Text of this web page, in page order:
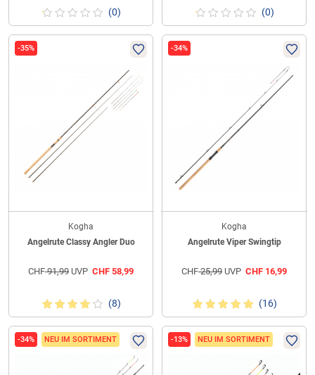
(0) (0)
-35%
Kogha
Angelrute Classy Angler Duo
CHF91,99 UVP CHF 58,99
(8)
-34%
Kogha
Angelrute Viper Swingtip
CHF25,99 UVP CHF 16,99
(16)
-34% NEU IM SORTIMENT -13% NEU IM SORTIMENT